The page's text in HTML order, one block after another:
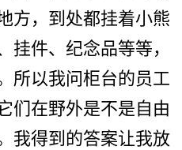
方，到处都挂着小熊
挂件、纪念品等等，
所­以我问柜台的员工
们在野外是不­是自由
我得到的答案让我放